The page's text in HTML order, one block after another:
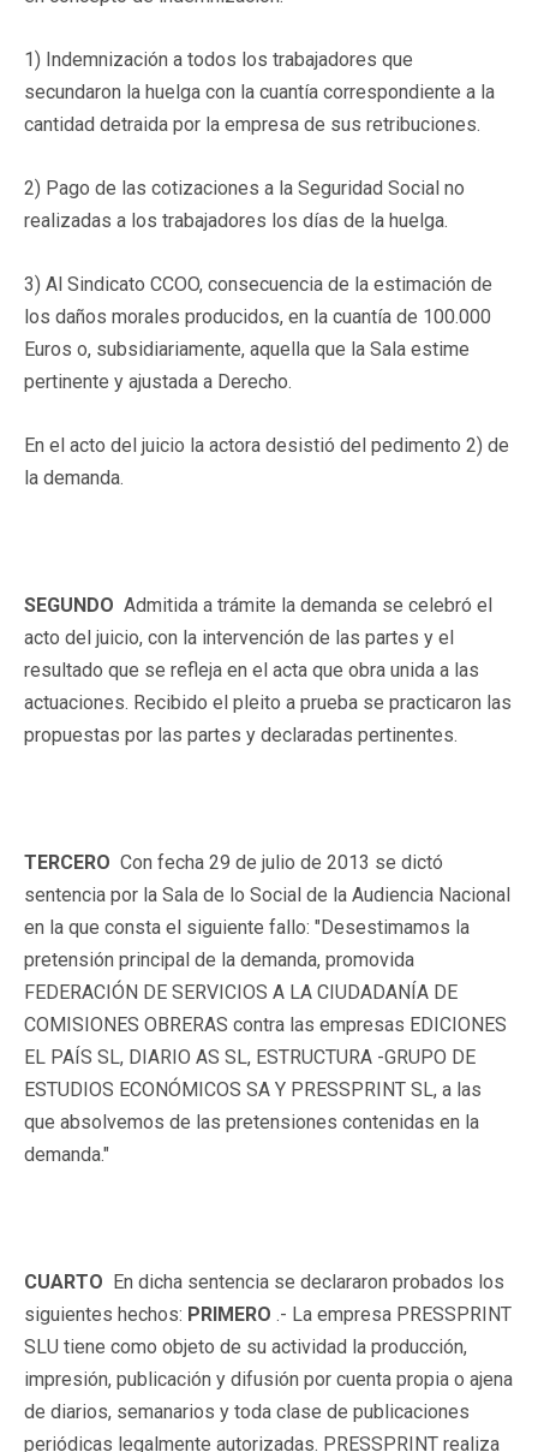
1) Indemnización a todos los trabajadores que
secundaron la huelga con la cuantía correspondiente a la
cantidad detraida por la empresa de sus retribuciones.
2) Pago de las cotizaciones a la Seguridad Social no
realizadas a los trabajadores los días de la huelga.
3) Al Sindicato CCOO, consecuencia de la estimación de
los daños morales producidos, en la cuantía de 100.000
Euros o, subsidiariamente, aquella que la Sala estime
pertinente y ajustada a Derecho.
En el acto del juicio la actora desistió del pedimento 2) de
la demanda.
SEGUNDO Admitida a trámite la demanda se celebró el
acto del juicio, con la intervención de las partes y el
resultado que se refleja en el acta que obra unida a las
actuaciones. Recibido el pleito a prueba se practicaron las
propuestas por las partes y declaradas pertinentes.
TERCERO Con fecha 29 de julio de 2013 se dictó
sentencia por la Sala de lo Social de la Audiencia Nacional
en la que consta el siguiente fallo: "Desestimamos la
pretensión principal de la demanda, promovida
FEDERACIÓN DE SERVICIOS A LA CIUDADANÍA DE
COMISIONES OBRERAS contra las empresas EDICIONES
EL PAÍS SL, DIARIO AS SL, ESTRUCTURA -GRUPO DE
ESTUDIOS ECONÓMICOS SA Y PRESSPRINT SL, a las
que absolvemos de las pretensiones contenidas en la
demanda."
CUARTO En dicha sentencia se declararon probados los
siguientes hechos: PRIMERO .- La empresa PRESSPRINT
SLU tiene como objeto de su actividad la producción,
impresión, publicación y difusión por cuenta propia o ajena
de diarios, semanarios y toda clase de publicaciones
periódicas legalmente autorizadas. PRESSPRINT realiza